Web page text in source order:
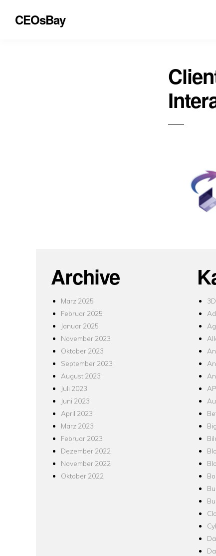
CEOsBay
Archive
März 2025
Februar 2025
Januar 2025
November 2023
Oktober 2023
September 2023
August 2023
Juli 2023
Juni 2023
April 2023
März 2023
Februar 2023
Dezember 2022
November 2022
Oktober 2022
3D